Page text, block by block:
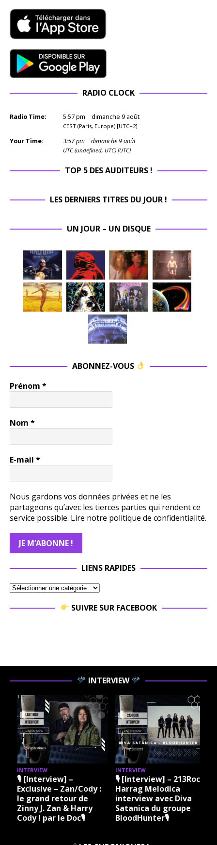
RADIO CLOCK
Radio Time: 5:57pm dimanche 9 août
CEST (Paris, Europe) [UTC+2]
Your Time: 3:57pm dimanche 9 août
UTC (undefined, UTC) [UTC]
TOP 5 DES AUDITEURS !
LES DERNIERS TITRES DU JOUR !
UN JOUR – UN DISQUE
ABONNEZ-VOUS
Prénom *
Nom *
E-mail *
Nous gardons vos données privées et ne les
partageons qu’avec les tierces parties qui rendent ce
service possible. Lire notre politique de confidentialité.
LIENS RAPIDES
SUIVRE SUR FACEBOOK
INTERVIEW
INTERVIEW
🎙 [Interview] –
Exclusive – Zan/Cody :
le grand retour de
Zinny J. Zan & Harry
Cody ! par le Doc🎙
INTERVIEW
🎙 [Interview] – 213Rock
Harrag Melodica
interview avec Diva
Satanica du groupe
BloodHunter🎙